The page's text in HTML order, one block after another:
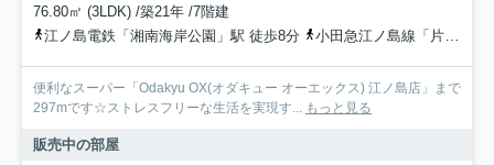
76.80㎡ (3LDK) /築21年 /7階建
江ノ島電鉄「湘南海岸公園」駅 徒歩8分
小田急江ノ島線「片瀬江ノ島」駅 徒歩9分
便利なスーパー「Odakyu OX(オダキュー オーエックス) 江ノ島店」まで
297mです☆ストレスフリーな生活を実現す...
もっと見る
販売中の部屋